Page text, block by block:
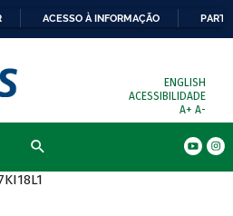
ACESSO À INFORMAÇÃO
ENGLISH
ACESSIBILIDADE
A+ A-